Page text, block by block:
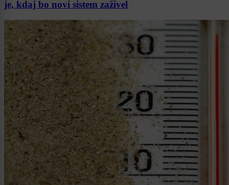
je, kdaj bo novi sistem zaživel